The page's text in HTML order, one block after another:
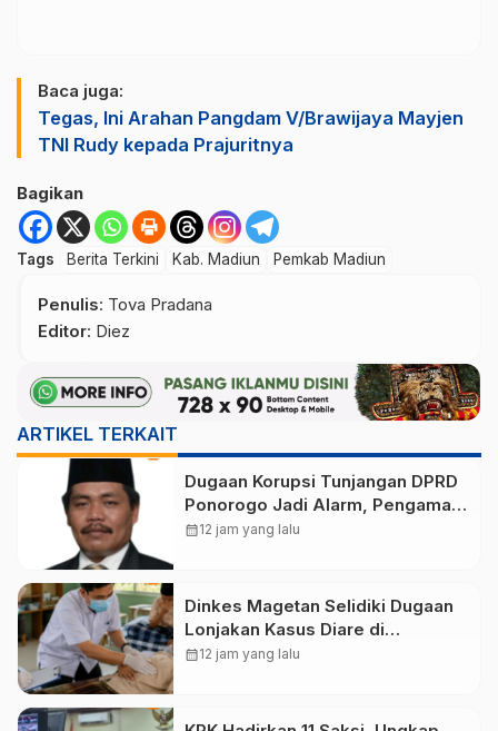
Baca juga:
Tegas, Ini Arahan Pangdam V/Brawijaya Mayjen
TNI Rudy kepada Prajuritnya
Bagikan
Tags Berita Terkini Kab. Madiun Pemkab Madiun
Penulis: Tova Pradana
Editor: Diez
ARTIKEL TERKAIT
Dugaan Korupsi Tunjangan DPRD
Ponorogo Jadi Alarm, Pengamat
Minta Magetan Perkuat Tata
calendar_month12 jam yang lalu
Dinkes Magetan Selidiki Dugaan
Lonjakan Kasus Diare di
Lembeyan, Lakukan Penyelidikan
calendar_month12 jam yang lalu